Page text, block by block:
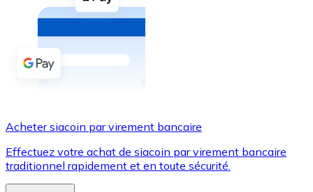
Achetez des cryptomonnaies en espèces et d'autres
Acheter avec espèces
Virement SEPA
Utilisez les cartes Visa et Mastercard pour acheter
Acheter avec carte
Acheter siacoin par virement bancaire
Effectuez votre achat de siacoin par virement bancaire
traditionnel rapidement et en toute sécurité.